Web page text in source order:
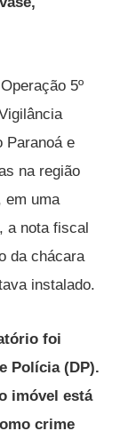
5º
Paranoá e
na região
em uma
a nota fiscal
da chácara
instalado.
foi
Polícia (DP).
imóvel está
crime